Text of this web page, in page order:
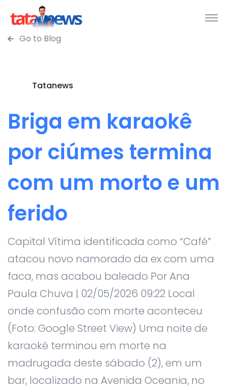
Go to Blog
Tatanews
Briga em karaokê
por ciúmes termina
com um morto e um
ferido
Capital Vítima identificada como “Café”
atacou novo namorado da ex com uma
faca, mas acabou baleado Por Ana
Paula Chuva | 02/05/2026 09:22 Local
onde confusão com morte aconteceu
(Foto: Google Street View) Uma noite de
karaokê terminou em morte na
madrugada deste sábado (2), em um
bar, localizado na Avenida Oceania, no